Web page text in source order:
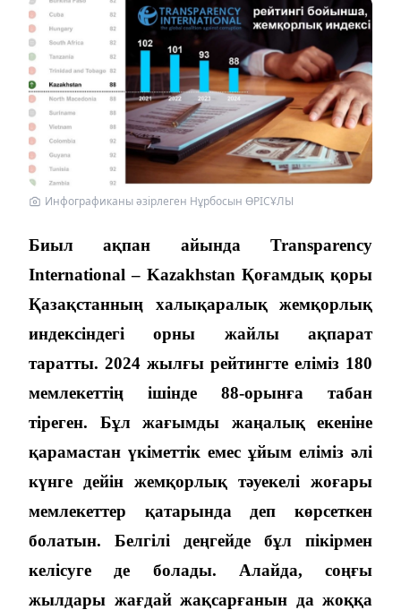
Инфографиканы әзірлеген Нұрбосын ӨРІСҰЛЫ
Биыл ақпан айында Transparency
International – Kazakhstan Қоғамдық қоры
Қазақстанның халықаралық жемқорлық
индексіндегі орны жайлы ақпарат
таратты. 2024 жылғы рейтингте еліміз 180
мемлекеттің ішінде 88-орынға табан
тіреген. Бұл жағымды жаңалық екеніне
қарамастан үкіметтік емес ұйым еліміз әлі
күнге дейін жемқорлық тәуекелі жоғары
мемлекеттер қатарында деп көрсеткен
болатын. Белгілі деңгейде бұл пікірмен
келісуге де болады. Алайда, соңғы
жылдары жағдай жақсарғанын да жоққа